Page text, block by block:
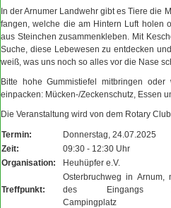
In der Arnumer Landwehr gibt es Tiere die
fangen, welche die am Hintern Luft holen
aus Steinchen zusammenkleben. Mit
Suche, diese Lebewesen zu entdecken
weiß, was uns noch so alles vor die Nase
Bitte hohe Gummistiefel mitbringen oder
einpacken: Mücken-/Zeckenschutz, Essen
Die Veranstaltung wird von dem Rotary
Termin:
Donnerstag, 24.07.2025
Zeit:
09:30 - 12:30 Uhr
Organisation:
Heuhüpfer e.V.
Treffpunkt:
Osterbruchweg in Arnum,
des Eingangs
Campingplatz